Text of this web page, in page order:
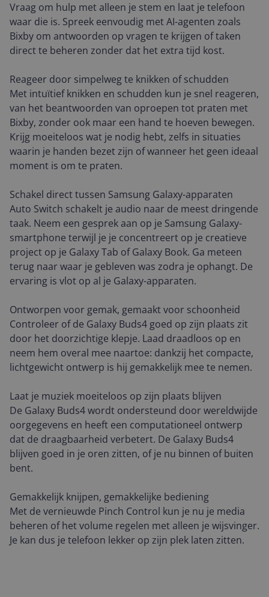
Vraag om hulp met alleen je stem en laat je telefoon
waar die is. Spreek eenvoudig met AI-agenten zoals
Bixby om antwoorden op vragen te krijgen of taken
direct te beheren zonder dat het extra tijd kost.
Reageer door simpelweg te knikken of schudden
Met intuïtief knikken en schudden kun je snel reageren,
van het beantwoorden van oproepen tot praten met
Bixby, zonder ook maar een hand te hoeven bewegen.
Krijg moeiteloos wat je nodig hebt, zelfs in situaties
waarin je handen bezet zijn of wanneer het geen ideaal
moment is om te praten.
Schakel direct tussen Samsung Galaxy-apparaten
Auto Switch schakelt je audio naar de meest dringende
taak. Neem een gesprek aan op je Samsung Galaxy-
smartphone terwijl je je concentreert op je creatieve
project op je Galaxy Tab of Galaxy Book. Ga meteen
terug naar waar je gebleven was zodra je ophangt. De
ervaring is vlot op al je Galaxy-apparaten.
Ontworpen voor gemak, gemaakt voor schoonheid
Controleer of de Galaxy Buds4 goed op zijn plaats zit
door het doorzichtige klepje. Laad draadloos op en
neem hem overal mee naartoe: dankzij het compacte,
lichtgewicht ontwerp is hij gemakkelijk mee te nemen.
Laat je muziek moeiteloos op zijn plaats blijven
De Galaxy Buds4 wordt ondersteund door wereldwijde
oorgegevens en heeft een computationeel ontwerp
dat de draagbaarheid verbetert. De Galaxy Buds4
blijven goed in je oren zitten, of je nu binnen of buiten
bent.
Gemakkelijk knijpen, gemakkelijke bediening
Met de vernieuwde Pinch Control kun je nu je media
beheren of het volume regelen met alleen je wijsvinger.
Je kan dus je telefoon lekker op zijn plek laten zitten.